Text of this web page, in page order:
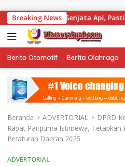
Breaking News
Senjata Api, Pastikan
Berita Otomotif Berita Olahraga
Beranda ADVERTORIAL
DPRD
Rapat Paripurna Istimewa, Tetapkan
Peraturan Daerah 2025
ADVERTORIAL